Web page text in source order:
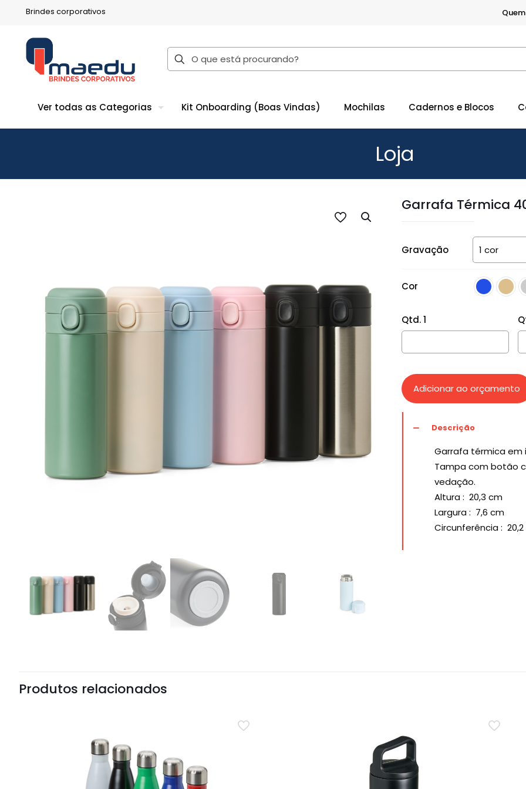
Brindes corporativos
Ver todas as Categorias Kit Onboarding (Boas Vindas) Mochilas Cadernos e Blocos
Loja
Garrafa Térmica
Gravação
Cor
Qtd. 1
Adicionar ao orçamento
Descrição
Garrafa térmica em
Tampa com botão
vedação.
Altura: 20,3 cm
Largura: 7,6 cm
Circunferência:
Produtos relacionados